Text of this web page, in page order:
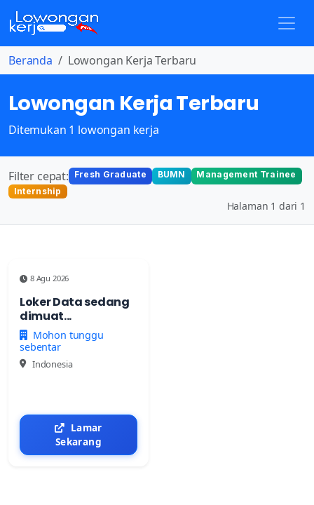
Beranda Lowongan Kerja Terbaru
Lowongan Kerja Terbaru
Ditemukan 1 lowongan kerja
Filter cepat: Fresh Graduate BUMN
Management Trainee
Internship
Halaman 1 dari 1
8 Agu 2026
Loker Data sedang
dimuat...
Mohon tunggu
sebentar
Indonesia
Lamar
Sekarang